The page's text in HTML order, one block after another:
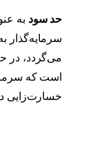
حد سود به
سرمایه‌گذار
می‌گردد، در
است که
خسارت‌زایی